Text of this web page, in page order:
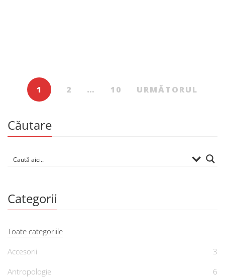
1 2 … 10 URMĂTORUL
Căutare
Categorii
Toate categoriile
Accesorii
3
Antropologie
6